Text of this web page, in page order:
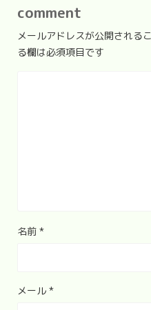
comment
メールアドレスが公開される
る欄は必須項目です
名前 *
メール *